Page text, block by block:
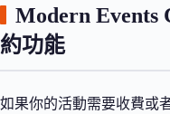
Modern Events
約功能
如果你的活動需要收費或